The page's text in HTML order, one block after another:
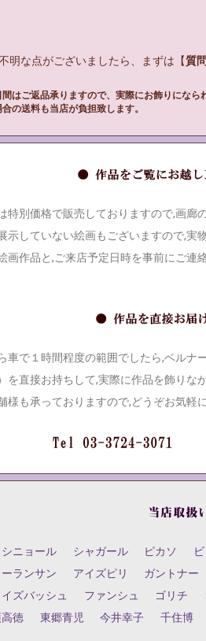
明な点がございましたら、まずは【質
はご返品承りますので、実際にお飾りになら
の送料も当店が負担致します。
特別価格で販売しておりますので,画廊
示していない絵画もございますので,
画作品と,ご来店予定日時を事前にご連
車で１時間程度の範囲でしたら,ベルナ
を直接お持ちして,実際に作品を飾り
様も承っておりますので,どうぞお気軽
シニョール シャガール ピカソ
ーランサン アイズピリ
ガントナー
イズバッシュ ファンシュ ゴリチ
徳 東郷青児 今井幸子 千住博